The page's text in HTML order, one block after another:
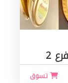
2
تسوق